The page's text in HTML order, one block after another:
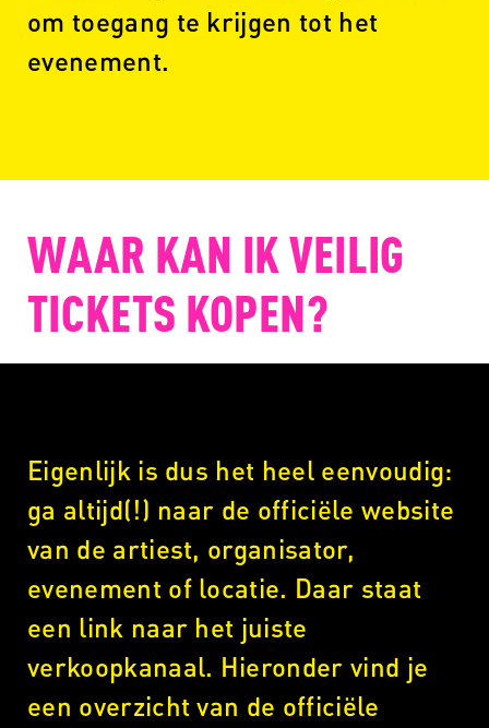
om toegang te krijgen tot het
evenement.
WAAR KAN IK VEILIG
TICKETS KOPEN?
Eigenlijk is dus het heel eenvoudig:
ga altijd(!) naar de officiële website
van de artiest, organisator,
evenement of locatie. Daar staat
een link naar het juiste
verkoopkanaal. Hieronder vind je
een overzicht van de officiële